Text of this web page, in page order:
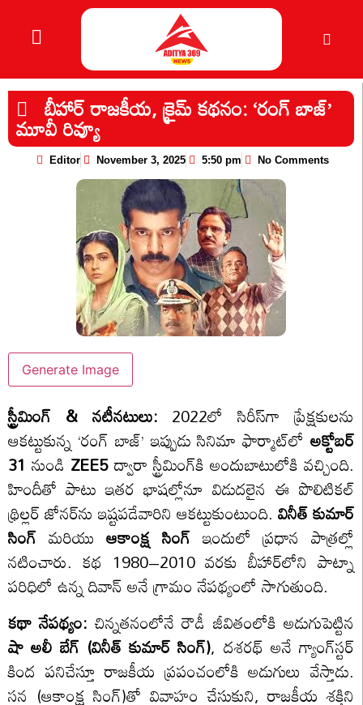
బీహార్ రాజకీయ, క్రైమ్ కథనం: ‘రంగ్ బాజ్’
మూవీ రివ్యూ
Editor November 3, 2025 5:50 pm No Comments
Generate Image
స్ట్రీమింగ్ & నటీనటులు: 2022లో సిరీస్‌గా ప్రేక్షకులను
ఆకట్టుకున్న ‘రంగ్ బాజ్’ ఇప్పుడు సినిమా ఫార్మాట్‌లో అక్టోబర్
31 నుండి ZEE5ద్వారా స్ట్రీమింగ్‌కి అందుబాటులోకి వచ్చింది.
హిందీతో పాటు ఇతర భాషల్లోనూ విడుదలైన ఈ పొలిటికల్
థ్రిల్లర్ జోనర్‌ను ఇష్టపడేవారిని ఆకట్టుకుంటుంది. వినీత్ కుమార్
సింగ్ మరియుఆకాంక్ష సింగ్ ఇందులో ప్రధాన పాత్రల్లో
నటించారు. కథ 1980–2010 వరకు బీహార్‌లోని పాట్నా
పరిధిలో ఉన్న దివాన్ అనే గ్రామం నేపథ్యంలో సాగుతుంది.
కథా నేపథ్యం: చిన్నతనంలోనే రౌడీ జీవితంలోకి అడుగుపెట్టిన
షా అలీ బేగ్ (వినీత్ కుమార్ సింగ్), దశరథ్ అనే గ్యాంగ్‌స్టర్
కింద పనిచేస్తూ రాజకీయ ప్రపంచంలోకి అడుగులు వేస్తాడు.
సన (ఆకాంక్ష సింగ్)తో వివాహం చేసుకుని, రాజకీయ శక్తిని